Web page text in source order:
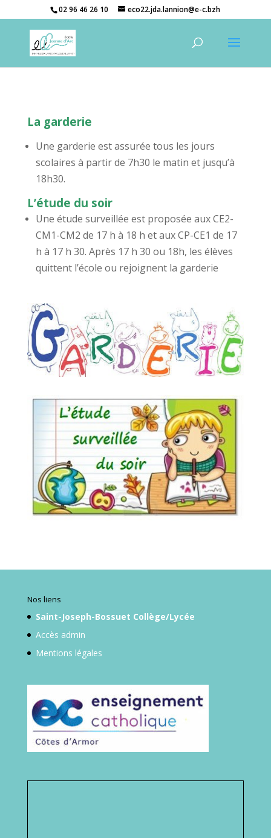
02 96 46 26 10 eco22.jda.lannion@e-c.bzh
La garderie
Une garderie est assurée tous les jours
scolaires à partir de 7h30 le matin et jusqu’à
18h30.
L’étude du soir
Une étude surveillée est proposée aux CE2-
CM1-CM2 de 17 h à 18 h et aux CP-CE1 de 17
h à 17 h 30. Après 17 h 30 ou 18h, les élèves
quittent l’école ou rejoignent la garderie
Nos liens
Saint-Joseph-Bossuet Collège/Lycée
Accès admin
Mentions légales